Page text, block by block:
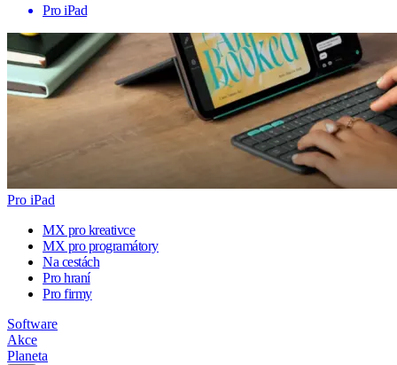
Pro iPad
Pro iPad
MX pro kreativce
MX pro programátory
Na cestách
Pro hraní
Pro firmy
Software
Akce
Planeta